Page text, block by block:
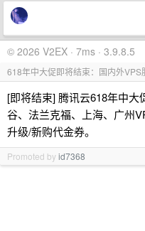
© 2026 V2EX · 7ms · 3.9.8.5
618年中大促即将结束：国内外
[即将结束] 腾讯云618年中
谷、法兰克福、上海、广州
升级/新购代金券。
Promoted byid7368